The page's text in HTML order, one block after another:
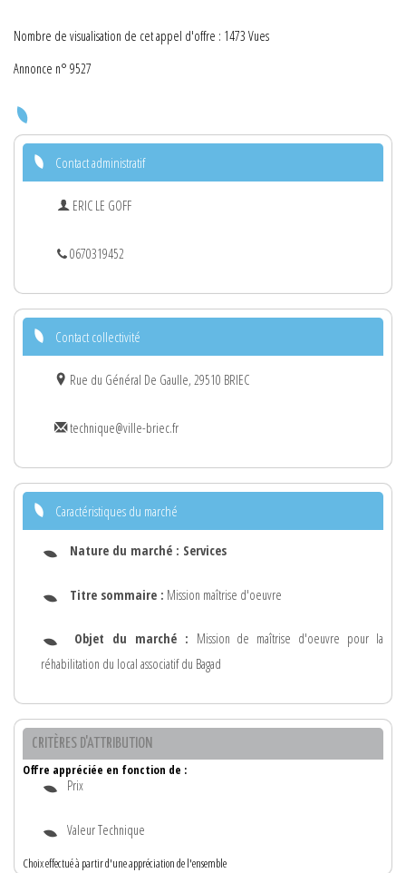
Nombre de visualisation de cet appel d'offre : 1473 Vues
Annonce n° 9527
Contact administratif
ERIC LE GOFF
0670319452
Contact collectivité
Rue du Général De Gaulle, 29510 BRIEC
technique@ville-briec.fr
Caractéristiques du marché
Nature du marché : Services
Titre sommaire : Mission maîtrise d'oeuvre
Objet du marché : Mission de maîtrise d'oeuvre pour la
réhabilitation du local associatif du Bagad
CRITÈRES D'ATTRIBUTION
Offre appréciée en fonction de :
Prix
Valeur Technique
Choix effectué à partir d'une appréciation de l'ensemble